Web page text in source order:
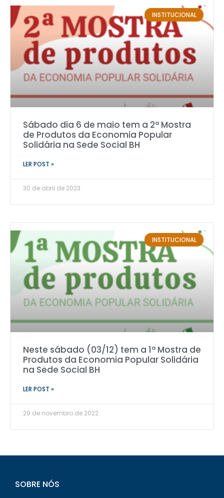
INSTITUCIONAL
Sábado dia 6 de maio tem a 2ª Mostra
de Produtos da Economia Popular
Solidária na Sede Social BH
LER POST »
30 de abril de 2023
INSTITUCIONAL
Neste sábado (03/12) tem a 1ª Mostra de
Produtos da Economia Popular Solidária
na Sede Social BH
LER POST »
29 de novembro de 2022
SOBRE NÓS